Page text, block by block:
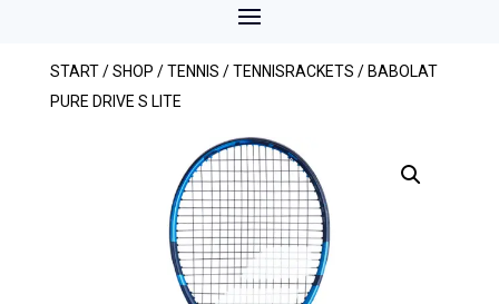
START/SHOP /TENNIS /TENNISRACKETS / BABOLAT
PURE DRIVE S LITE